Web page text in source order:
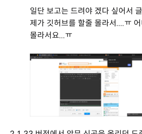
일단 보고는 드려야 겠다 싶어서
제가 깃허브를 할줄 몰라서....ㅠ
몰라서요...ㅠ